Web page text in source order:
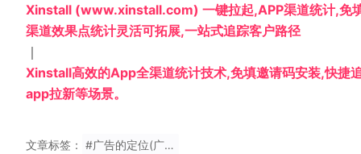
Xinstall (www.xinstall.com) 一键拉起,APP渠道统计,免
渠道效果点统计灵活可拓展,一站式追踪客户路径
｜
Xinstall高效的App全渠道统计技术,免填邀请码安装,快捷
app拉新等场景。
文章标签： #广告的定位(广告定位的定位策略)